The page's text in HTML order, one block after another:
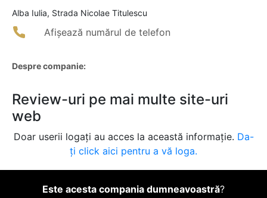
Alba Iulia, Strada Nicolae Titulescu
Afișează numărul de telefon
Despre companie:
Review-uri pe mai multe site-uri
web
Doar userii logați au acces la această informație. Da-
ți click aici pentru a vă loga.
Este acesta compania dumneavoastră?